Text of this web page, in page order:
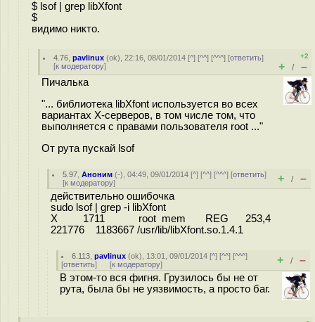
$ lsof | grep libXfont
$
видимо никто.
4.76 ,pavlinux (ok), 22:16, 08/01/2014 [^] [^^] [^^^] [ответить]
[к модератору]
+2
+ / –
Пичалька
"... библиотека libXfont используется во всех
вариантах X-серверов, в том числе том, что
выполняется с правами пользователя root ..."
От рута пускай lsof
5.97 ,Аноним (-), 04:49, 09/01/2014 [^] [^^] [^^^] [ответить]
[к модератору] + / –
действительно ошибочка
sudo lsof | grep -i libXfont
X 1711 root mem REG 253,4
221776 1183667 /usr/lib/libXfont.so.1.4.1
6.113 ,pavlinux (ok), 13:01, 09/01/2014 [^] [^^] [^^^]
[ответить] [к модератору] + / –
В этом-то вся фигня. Грузилось бы не от
рута, была бы не уязвимость, а просто баг.